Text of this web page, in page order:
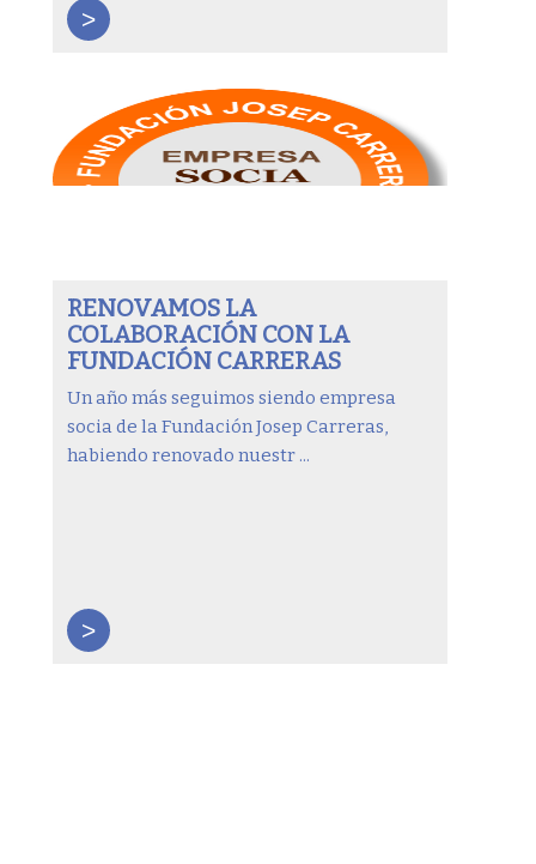
>
RENOVAMOS LA
COLABORACIÓN CON LA
FUNDACIÓN CARRERAS
Un año más seguimos siendo empresa
socia de la Fundación Josep Carreras,
habiendo renovado nuestr ...
>